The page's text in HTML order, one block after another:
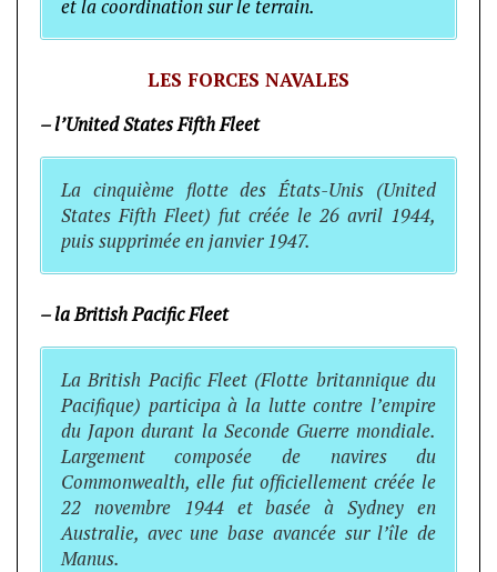
et la coordination sur le terrain.
LES FORCES NAVALES
– l’United States Fifth Fleet
La cinquième flotte des États-Unis (United
States Fifth Fleet) fut créée le 26 avril 1944,
puis supprimée en janvier 1947.
– la British Pacific Fleet
La British Pacific Fleet (Flotte britannique du
Pacifique) participa à la lutte contre l’empire
du Japon durant la Seconde Guerre mondiale.
Largement composée de navires du
Commonwealth, elle fut officiellement créée le
22 novembre 1944 et basée à Sydney en
Australie, avec une base avancée sur l’île de
Manus.